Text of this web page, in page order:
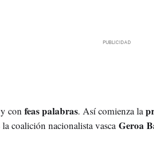
con feas palabras. Así comienza la
coalición nacionalista vasca Geroa